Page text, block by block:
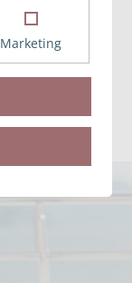
Marketing